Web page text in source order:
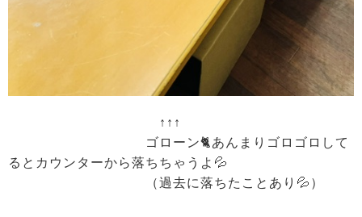
↑↑↑
ゴローン🐈あんまりゴロゴロして
るとカウンターから落ちちゃうよ💦
（過去に落ちたことあり💦）